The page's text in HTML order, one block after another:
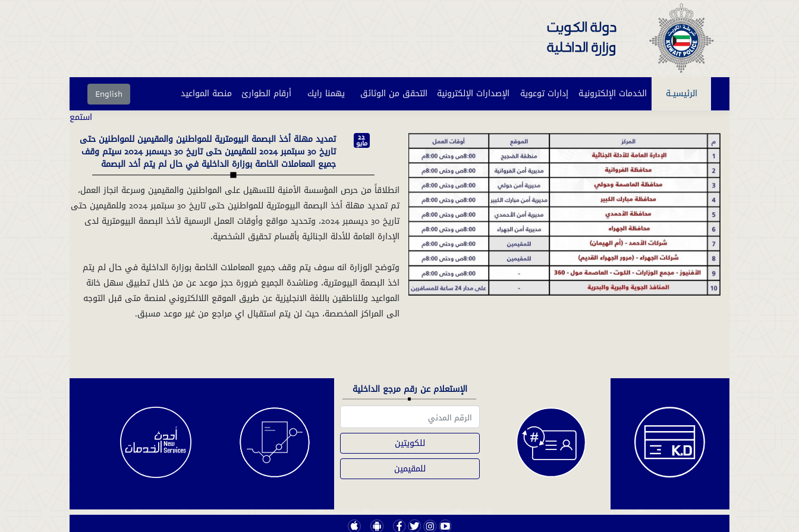
الرئيسيــة الخدمات الإلكترونيـة إدارات توعوية الإصدارات الإلكترونية التحقق من الوثائق يهمنا رايك أرقام الطوارئ منصة المواعيد
English
استمع
22
مايو تمديد مهلة أخذ البصمة البيومترية للمواطنين والمقيمين للمواطنين حتى
تاريخ 30 سبتمبر 2024 للمقيمين حتى تاريخ 30 ديسمبر 2024 سيتم وقف
جميع المعاملات الخاصة بوزارة الداخلية في حال لم يتم أخد البصمة
انطلاقاً من حرص المؤسسة الأمنية للتسهيل على المواطنين والمقيمين وسرعة انجاز العمل،
تم تمديد مهلة أخذ البصمة البيومترية للمواطنين حتى تاريخ 30 سبتمبر 2024 وللمقيمين حتى
تاريخ 30 ديسمبر 2024، وتحديد مواقع وأوقات العمل الرسمية لأخذ البصمة البيومترية لدى
وتوضح الوزارة انه سوف يتم وقف جميع المعاملات الخاصة بوزارة الداخلية في حال لم يتم
اخذ البصمة البيومترية، ومناشدة الجميع ضرورة حجز موعد عن من خلال تطبيق سهل خانة
المواعيد وللناطقين باللغة الانجليزية عن طريق الموقع اللالكتروني لمنصة متى قبل التوجه
الى المراكز المخصصة، حيث لن يتم استقبال اي مراجع من غير موعد مسبق.
والغرامات
الإستعلام عن رقم مرجع الداخلية
للكويتين
للمقيمين
القضية
استعلم